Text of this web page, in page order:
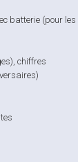
batterie (pour les
chiffres